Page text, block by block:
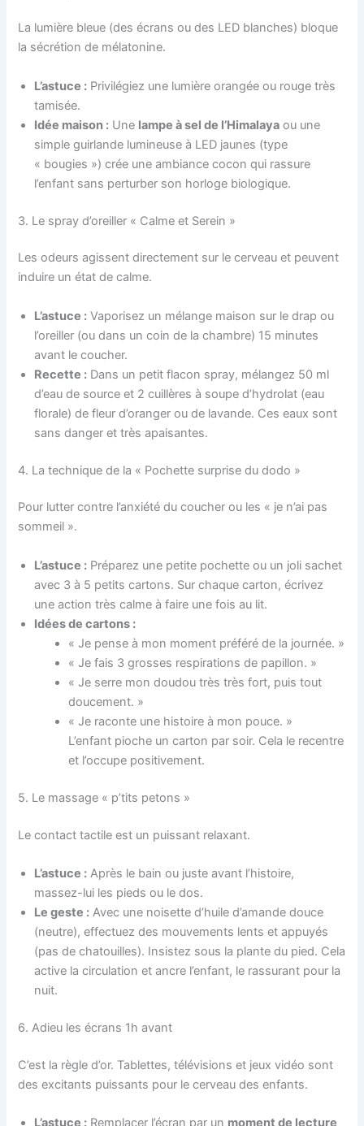
La lumière bleue (des écrans ou des LED blanches) bloque
la sécrétion de mélatonine.
L’astuce : Privilégiez une lumière orangée ou rouge très
tamisée.
Idée maison : Une lampe à sel de l’Himalaya ou une
simple guirlande lumineuse à LED jaunes (type
« bougies ») crée une ambiance cocon qui rassure
l’enfant sans perturber son horloge biologique.
3. Le spray d’oreiller « Calme et Serein »
Les odeurs agissent directement sur le cerveau et peuvent
induire un état de calme.
L’astuce : Vaporisez un mélange maison sur le drap ou
l’oreiller (ou dans un coin de la chambre) 15 minutes
avant le coucher.
Recette : Dans un petit flacon spray, mélangez 50 ml
d’eau de source et 2 cuillères à soupe d’hydrolat (eau
florale) de fleur d’oranger ou de lavande. Ces eaux sont
sans danger et très apaisantes.
4. La technique de la « Pochette surprise du dodo »
Pour lutter contre l’anxiété du coucher ou les « je n’ai pas
sommeil ».
L’astuce : Préparez une petite pochette ou un joli sachet
avec 3 à 5 petits cartons. Sur chaque carton, écrivez
une action très calme à faire une fois au lit.
Idées de cartons :
« Je pense à mon moment préféré de la journée. »
« Je fais 3 grosses respirations de papillon. »
« Je serre mon doudou très très fort, puis tout
doucement. »
« Je raconte une histoire à mon pouce. »
L’enfant pioche un carton par soir. Cela le recentre
et l’occupe positivement.
5. Le massage « p’tits petons »
Le contact tactile est un puissant relaxant.
L’astuce : Après le bain ou juste avant l’histoire,
massez-lui les pieds ou le dos.
Le geste : Avec une noisette d’huile d’amande douce
(neutre), effectuez des mouvements lents et appuyés
(pas de chatouilles). Insistez sous la plante du pied. Cela
active la circulation et ancre l’enfant, le rassurant pour la
nuit.
6. Adieu les écrans 1h avant
C’est la règle d’or. Tablettes, télévisions et jeux vidéo sont
des excitants puissants pour le cerveau des enfants.
L’astuce : Remplacer l’écran par un moment de lecture